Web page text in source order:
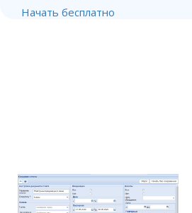
Начать бесплатно